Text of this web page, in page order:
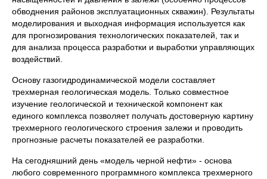
обводнения районов эксплуатационных скважин). Результаты
моделирования и выходная информация используется как
для прогнозирования технологических показателей, так и
для анализа процесса разработки и выработки управляющих
воздействий.
Основу газогидродинамической модели составляет
трехмерная геологическая модель. Только совместное
изучение геологической и технической компонент как
единого комплекса позволяет получать достоверную картину
трехмерного геологического строения залежи и проводить
прогнозные расчеты показателей ее разработки.
На сегодняшний день «модель черной нефти» - основа
любого современного программного комплекса трехмерного